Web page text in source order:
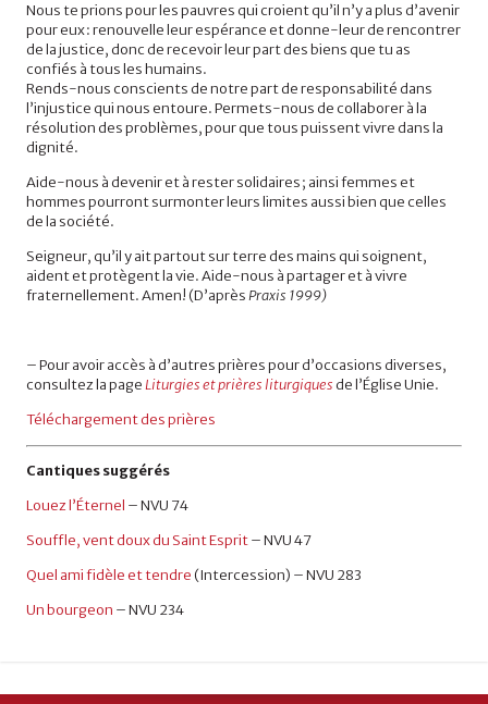
Nous te prions pour les pauvres qui croient qu’il n’y a plus d’avenir
pour eux : renouvelle leur espérance et donne-leur de rencontrer
de la justice, donc de recevoir leur part des biens que tu as
confiés à tous les humains.
Rends-nous conscients de notre part de responsabilité dans
l’injustice qui nous entoure. Permets-nous de collaborer à la
résolution des problèmes, pour que tous puissent vivre dans la
dignité.
Aide-nous à devenir et à rester solidaires ; ainsi femmes et
hommes pourront surmonter leurs limites aussi bien que celles
de la société.
Seigneur, qu’il y ait partout sur terre des mains qui soignent,
aident et protègent la vie. Aide-nous à partager et à vivre
fraternellement. Amen! (D’aprèsPraxis 1999)
– Pour avoir accès à d’autres prières pour d’occasions diverses,
consultez la pageLiturgies et prières liturgiques de l’Église Unie.
Téléchargement des prières
Cantiquessuggérés
Louez l’Éternel – NVU 74
Souffle, vent doux du Saint Esprit– NVU 47
Quel ami fidèle et tendre (Intercession) – NVU 283
Un bourgeon – NVU 234